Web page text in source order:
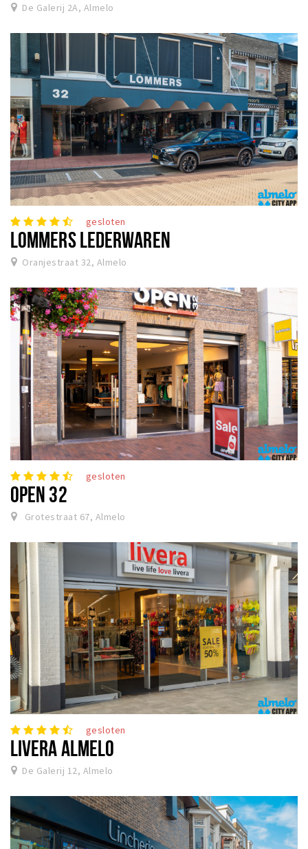
De Galerij 2A, Almelo
gesloten
LOMMERS LEDERWAREN
Oranjestraat 32, Almelo
gesloten
OPEN 32
Grotestraat 67, Almelo
gesloten
LIVERA ALMELO
De Galerij 12, Almelo